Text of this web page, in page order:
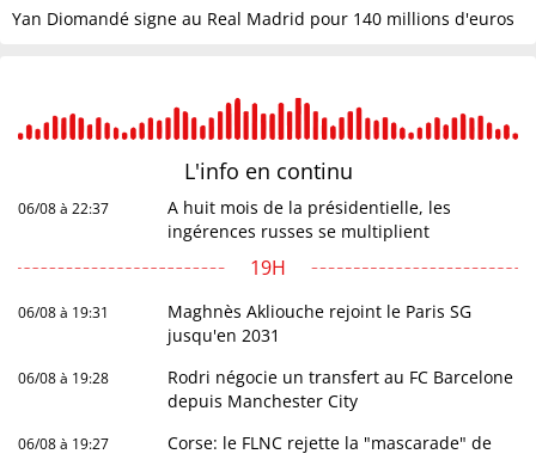
Yan Diomandé signe au Real Madrid pour 140 millions d'euros
L'info en continu
06/08 à 22:37
A huit mois de la présidentielle, les
ingérences russes se multiplient
19H
06/08 à 19:31
Maghnès Akliouche rejoint le Paris SG
jusqu'en 2031
06/08 à 19:28
Rodri négocie un transfert au FC Barcelone
depuis Manchester City
06/08 à 19:27
Corse: le FLNC rejette la "mascarade" de